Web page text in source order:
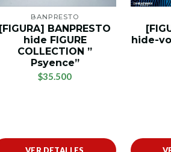
BANPRESTO
[FIGURA] BANPRESTO
hide FIGURE
COLLECTION ”
Psyence”
$35.500
hide-